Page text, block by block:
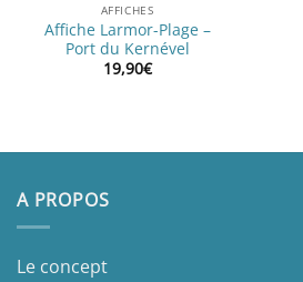
AFFICHES
Affiche Larmor-Plage –
Port du Kernével
19,90€
A PROPOS
Le concept